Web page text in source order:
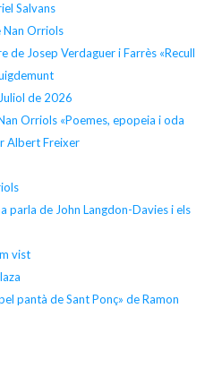
Salvans
Nan Orriols
de Josep Verdaguer i Farrès «Recull
de 2026
Orriols «Poemes, epopeia i oda
Albert Freixer
parla de John Langdon-Davies i els
vist
pantà de Sant Ponç» de Ramon